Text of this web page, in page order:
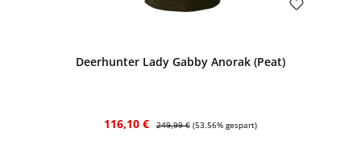
Deerhunter Lady Gabby Anorak (Peat)
Verkaufspreis:
116,10 € Regulärer Preis:
249,99 € (53.56% gespart)